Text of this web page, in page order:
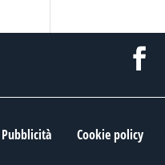
Pubblicità Cookie policy